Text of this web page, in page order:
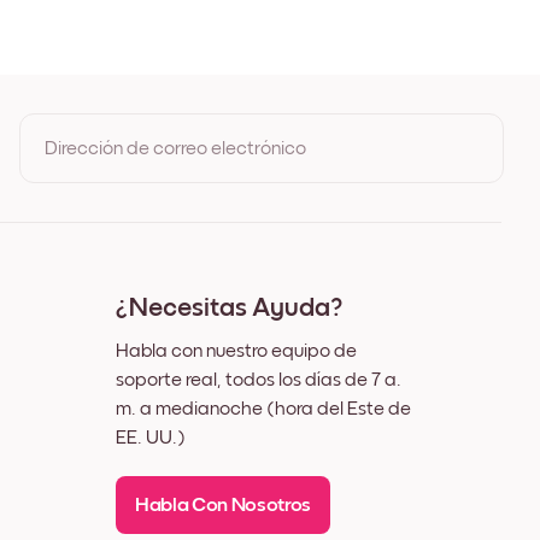
Dirección de correo electrónico
¿Necesitas Ayuda?
Habla con nuestro equipo de
soporte real, todos los días de 7 a.
m. a medianoche (hora del Este de
EE. UU.)
Habla Con Nosotros